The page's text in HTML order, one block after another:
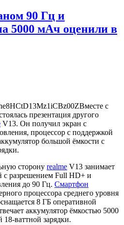
90 Гц и
5000 мАч оценили в
Вместе с
презентация другого
V13. Он получил экран с
процессор с поддержкой
большой ёмкости с
сторону realme V13 занимает
разрешением Full HD+ и
до 90 Гц. Смартфон
процессора среднего уровня
8 ГБ оперативной
аккумулятор ёмкостью 5000
ваттной зарядки.